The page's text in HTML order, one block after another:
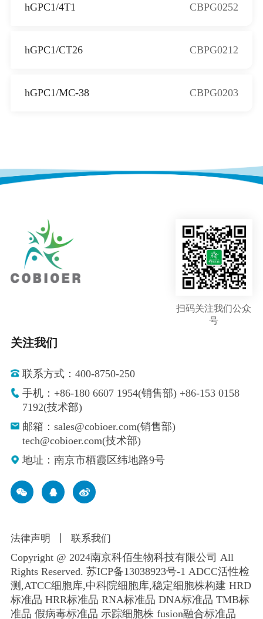
hGPC1/4T1 CBPG0252
hGPC1/CT26 CBPG0212
hGPC1/MC-38 CBPG0203
扫码关注我们公众
号
关注我们
联系方式：400-8750-250
手机：+86-180 6607 1954(销售部) +86-153 0158
7192(技术部)
邮箱：sales@cobioer.com(销售部)
tech@cobioer.com(技术部)
地址：南京市栖霞区纬地路9号
法律声明 联系我们
Copyright @ 2024南京科佰生物科技有限公司 All
Rights Reserved. 苏ICP备13038923号-1 ADCC活性检
测,ATCC细胞库,中科院细胞库,稳定细胞株构建 HRD
标准品 HRR标准品 RNA标准品 DNA标准品 TMB标
准品 假病毒标准品 示踪细胞株 fusion融合标准品